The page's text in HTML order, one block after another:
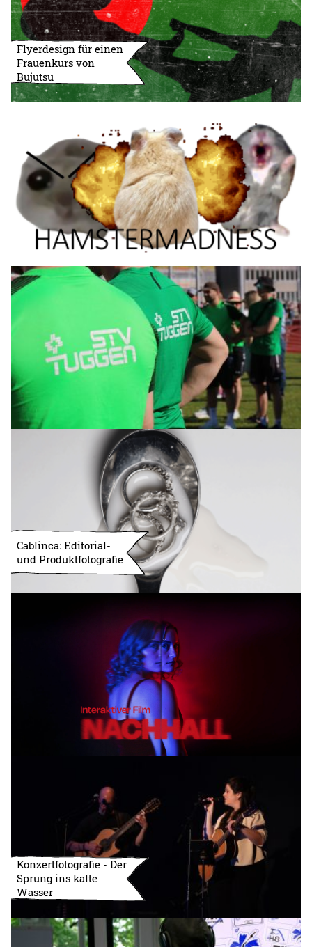
Flyerdesign für einen
Frauenkurs von
Bujutsu
Cablinca: Editorial-
und Produktfotografie
Konzertfotografie - Der
Sprung ins kalte
Wasser